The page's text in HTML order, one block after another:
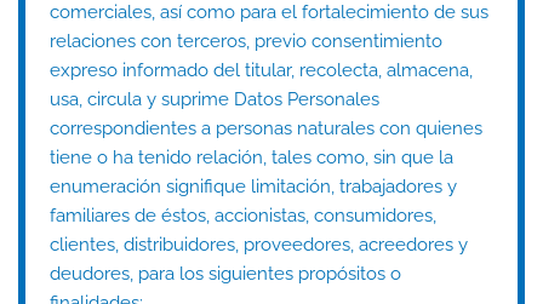
comerciales, así como para el fortalecimiento de sus
relaciones con terceros, previo consentimiento
expreso informado del titular, recolecta, almacena,
usa, circula y suprime Datos Personales
correspondientes a personas naturales con quienes
tiene o ha tenido relación, tales como, sin que la
enumeración signifique limitación, trabajadores y
familiares de éstos, accionistas, consumidores,
clientes, distribuidores, proveedores, acreedores y
deudores, para los siguientes propósitos o